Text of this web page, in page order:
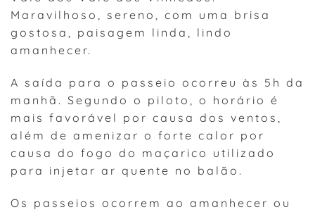
Maravilhoso, sereno, com uma brisa
gostosa, paisagem linda, lindo
amanhecer.
A saída para o passeio ocorreu às 5h da
manhã. Segundo o piloto, o horário é
mais favorável por causa dos ventos,
além de amenizar o forte calor por
causa do fogo do maçarico utilizado
para injetar ar quente no balão.
Os passeios ocorrem ao amanhecer ou